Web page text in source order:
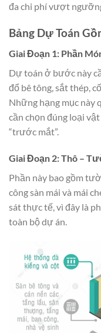
đa chi phí vượt
Bảng Dự Toán
Giai Đoạn 1: Phần
Dự toán ở bước này
đổ bê tông, sắt thép,
Những hạng mục này
cần chọn đúng loại
“trước mắt”.
Giai Đoạn 2: Thô –
Phần này bao gồm
công sàn mái và mái
sát thực tế, vì đây là
toàn bộ dự án.